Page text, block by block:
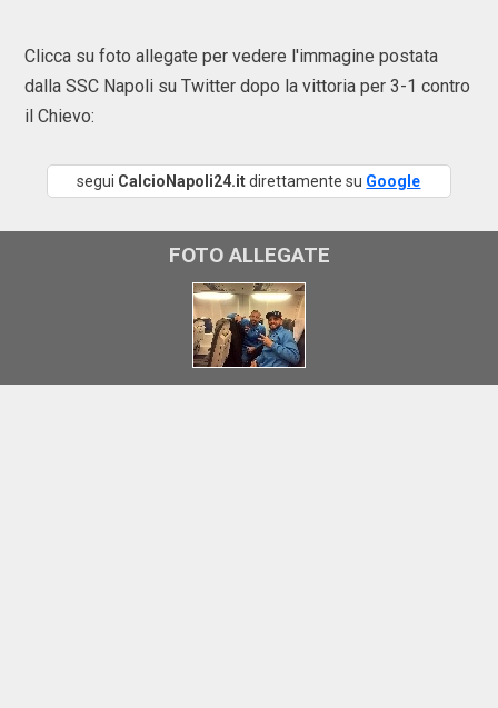
Clicca su foto allegate per vedere l'immagine postata
dalla SSC Napoli su Twitter dopo la vittoria per 3-1 contro
il Chievo:
segui CalcioNapoli24.itdirettamente su Google
FOTO ALLEGATE